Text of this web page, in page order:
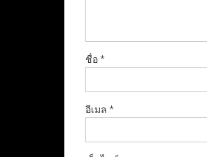
ชื่อ*
อีเมล *